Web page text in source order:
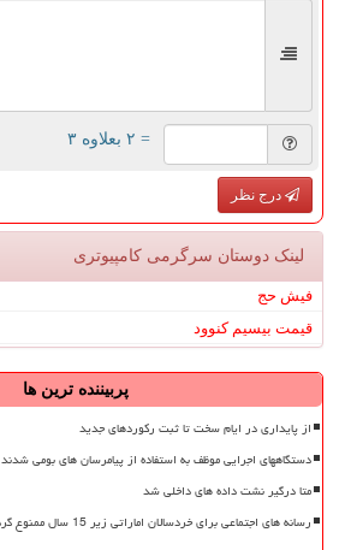
= ۲ بعلاوه ۳
درج نظر
لینک دوستان سرگرمی كامپیوتری
فیش حج
قیمت بیسیم کنوود
پربیننده ترین ها
از پایداری در ایام سخت تا ثبت رکوردهای جدید
دستگاههای اجرایی موظف به استفاده از پیامرسان های بومی شدند
متا درگیر نشت داده های داخلی شد
رسانه های اجتماعی برای خردسالان اماراتی زیر 15 سال ممنوع گردید